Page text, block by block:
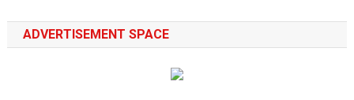
ADVERTISEMENT SPACE